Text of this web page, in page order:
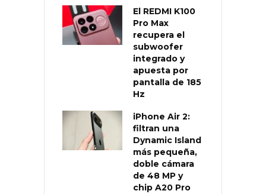
El REDMI K100
Pro Max
recupera el
subwoofer
integrado y
apuesta por
pantalla de 185
Hz
iPhone Air 2:
filtran una
Dynamic Island
más pequeña,
doble cámara
de 48 MP y
chip A20 Pro